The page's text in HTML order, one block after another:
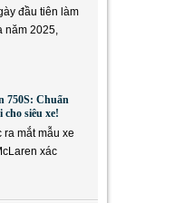
đầu tiên làm
năm 2025,
750S: Chuẩn
cho siêu xe!
ra mắt mẫu xe
xác